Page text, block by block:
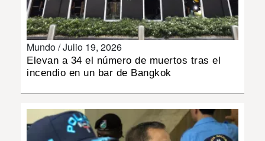
SHOW
DEPORTES
INSÓLITAS
Mundo /Julio 19, 2026
Elevan a 34 el número de muertos tras el
incendio en un bar de Bangkok